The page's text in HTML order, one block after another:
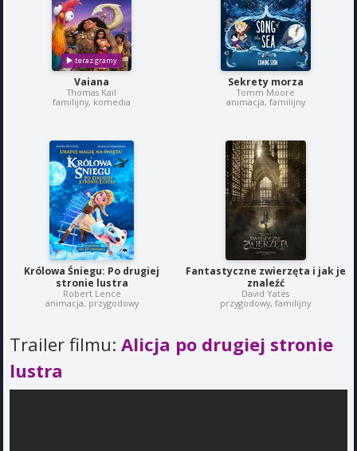
Vaiana
Thomas Kail
familijny, komedia
Sekrety morza
Tomm Moore
animacja, familijny
Królowa Śniegu: Po drugiej
stronie lustra
Robert Lence
animacja, przygodowy
Fantastyczne zwierzęta i jak je
znaleźć
David Yates
przygodowy, familijny
Trailer filmu: Alicja po drugiej stronie
lustra